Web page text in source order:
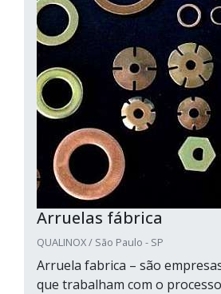
Arruelas fábrica
QUALINOX / São Paulo - SP
Arruela fabrica – são
que trabalham com o